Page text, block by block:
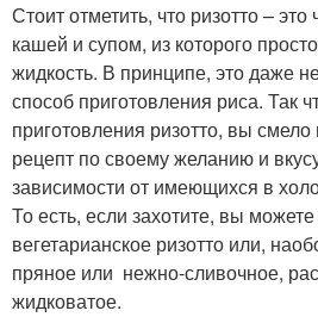
Стоит отметить, что ризотто –
кашей и супом, из которого
жидкость. В принципе, это даже
способ приготовления риса. Так
приготовления ризотто, вы
рецепт по своему желанию и
зависимости от имеющихся в
То есть, если захотите, вы
вегетарианское ризотто или,
пряное или нежно-сливочное,
жидковатое.